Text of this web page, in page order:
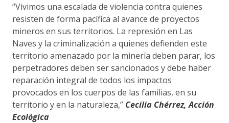
“Vivimos una escalada de violencia contra quienes
resisten de forma pacífica al avance de proyectos
mineros en sus territorios. La represión en Las
Naves y la criminalización a quienes defienden este
territorio amenazado por la minería deben parar, los
perpetradores deben ser sancionados y debe haber
reparación integral de todos los impactos
provocados en los cuerpos de las familias, en su
territorio y en la naturaleza,” Cecilia Chérrez, Acción
Ecológica